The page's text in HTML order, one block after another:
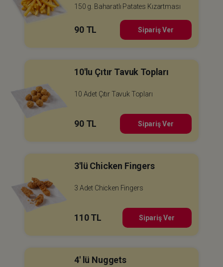
150 g. Baharatlı Patates Kızartması
90 TL Sipariş Ver
10'lu Çıtır Tavuk Topları
10 Adet Çıtır Tavuk Topları
90 TL Sipariş Ver
3'lü Chicken Fingers
3 Adet Chicken Fingers
110 TL Sipariş Ver
4' lü Nuggets